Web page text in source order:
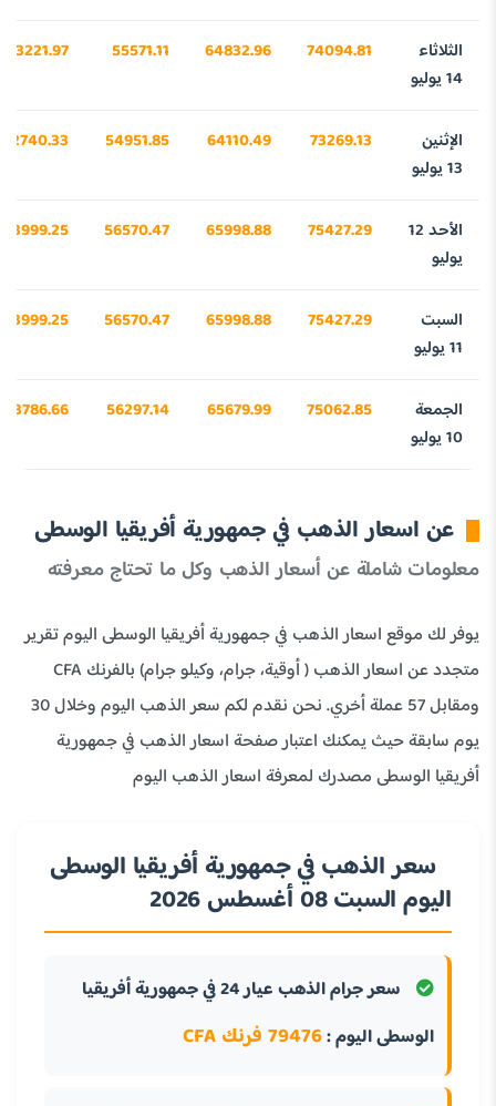
الثلاثاء
14 يوليو
74094.81
64832.96
55571.11
43221.97
الإثنين
13 يوليو
73269.13
64110.49
54951.85
42740.33
الأحد 12
يوليو
75427.29
65998.88
56570.47
43999.25
السبت
11 يوليو
75427.29
65998.88
56570.47
43999.25
الجمعة
10 يوليو
75062.85
65679.99
56297.14
43786.66
عن اسعار الذهب في جمهورية أفريقيا الوسطى
معلومات شاملة عن أسعار الذهب وكل ما تحتاج معرفته
يوفر لك موقع اسعار الذهب في جمهورية أفريقيا الوسطى اليوم تقرير
متجدد عن اسعار الذهب ( أوقية، جرام، وكيلو جرام) بالفرنك CFA
ومقابل 57 عملة أخري. نحن نقدم لكم سعر الذهب اليوم وخلال 30
يوم سابقة حيث يمكنك اعتبار صفحة اسعار الذهب في جمهورية
أفريقيا الوسطى مصدرك لمعرفة اسعار الذهب اليوم
سعر الذهب في جمهورية أفريقيا الوسطى
اليوم السبت 08 أغسطس 2026
سعر جرام الذهب عيار 24 في جمهورية أفريقيا
الوسطى اليوم :79476 فرنك CFA